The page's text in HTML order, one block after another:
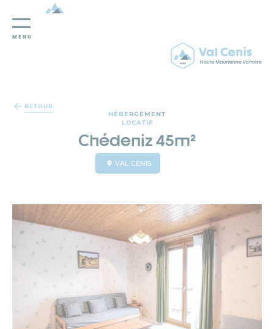
MENU
RETOUR
HÉBERGEMENT
LOCATIF
Chédeniz 45m²
VAL CENIS